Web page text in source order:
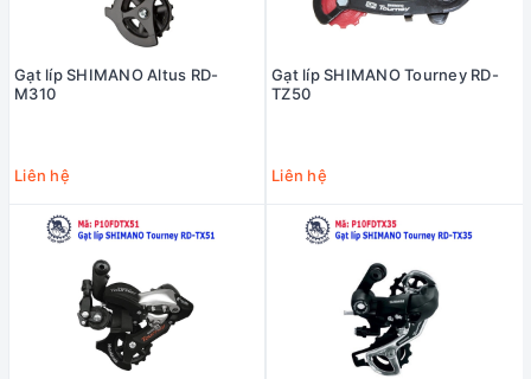
Gạt líp SHIMANO Altus RD-
M310
Liên hệ
Gạt líp SHIMANO Tourney RD-
TZ50
Liên hệ